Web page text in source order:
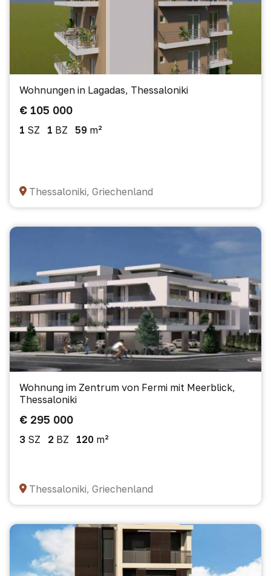
Wohnungen in Lagadas, Thessaloniki
€ 105 000
1 SZ 1 BZ 59 m²
Thessaloniki, Griechenland
Wohnung im Zentrum von Fermi mit Meerblick,
Thessaloniki
€ 295 000
3 SZ 2 BZ 120 m²
Thessaloniki, Griechenland